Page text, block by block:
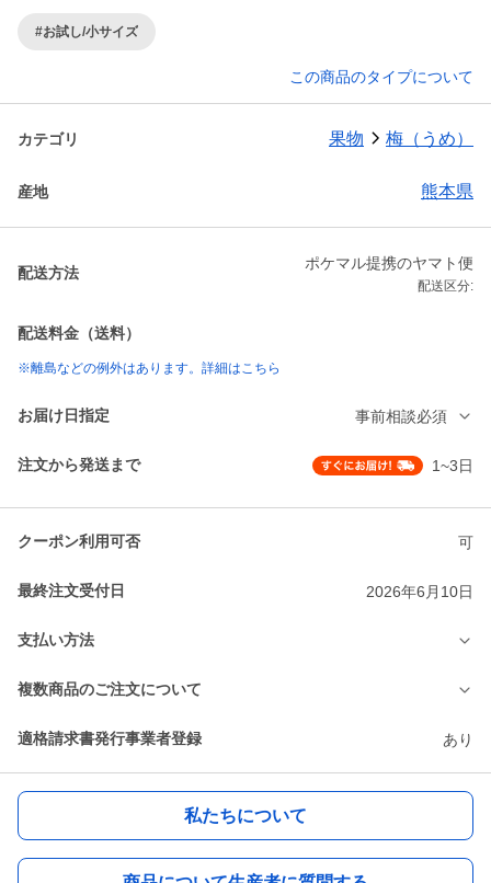
#お試し/小サイズ
この商品のタイプについて
カテゴリ 果物 梅（うめ）
産地 熊本県
配送方法
ポケマル提携のヤマト便
配送区分:
配送料金（送料）
※離島などの例外はあります。詳細はこちら
お届け日指定 事前相談必須
注文から発送まで 1~3日
クーポン利用可否 可
最終注文受付日 2026年6月10日
支払い方法
複数商品のご注文について
適格請求書発行事業者登録 あり
私たちについて